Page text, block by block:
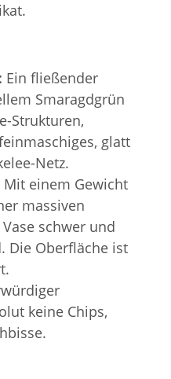
Ein fließender
Smaragdgrün
Strukturen,
glatt
Netz.
Mit einem Gewicht
massiven
schwer und
Die Oberfläche ist
keine Chips,